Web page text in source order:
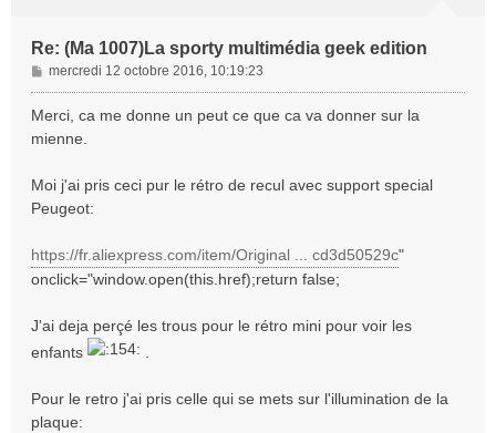
Re: (Ma 1007)La sporty multimédia geek edition
M
e
s
s
e
mercredi 12 octobre 2016, 10:19:23
Merci, ca me donne un peut ce que ca va donner sur la
mienne.
Moi j'ai pris ceci pur le rétro de recul avec support special
Peugeot:
https://fr.aliexpress.com/item/Original ... cd3d50529c"
onclick="window.open(this.href);return false;
J'ai deja perçé les trous pour le rétro mini pour voir les
enfants
.
Pour le retro j'ai pris celle qui se mets sur l'illumination de la
plaque: